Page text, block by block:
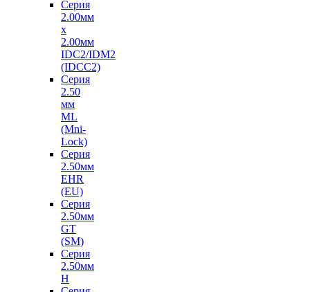
Серия
2.00мм
х
2.00мм
IDC2/IDM2
(IDCC2)
Серия
2.50
мм
ML
(Mni-
Lock)
Серия
2.50мм
EHR
(EU)
Серия
2.50мм
GT
(SM)
Серия
2.50мм
H